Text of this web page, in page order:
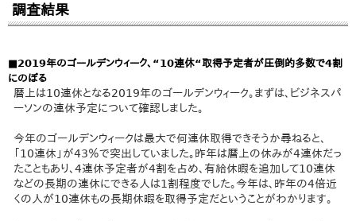
調査結果
■2019年のゴールデンウィーク、“10連休“取得予定者が圧倒的多数で4割
にのぼる
暦上は10連休となる2019年のゴールデンウィーク。まずは、ビジネスパ
ーソンの連休予定について確認しました。
今年のゴールデンウィークは最大で何連休取得できそうか尋ねると、
「10連休」が43％で突出していました。昨年は暦上の休みが4連休だっ
たこともあり、4連休予定者が4割を占め、有給休暇を追加して10連休
などの長期の連休にできる人は1割程度でした。今年は、昨年の4倍近
くの人が10連休もの長期休暇を取得予定だということがわかります。